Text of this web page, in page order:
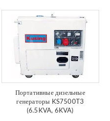
Портативные дизельные
генераторы KS7500T3
(6.5KVA, 6KVA)